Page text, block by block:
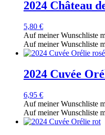
2024 Château
5,80 €
Auf meiner Wunschliste
Auf meiner Wunschliste
2024 Cuvée
6,95 €
Auf meiner Wunschliste
Auf meiner Wunschliste